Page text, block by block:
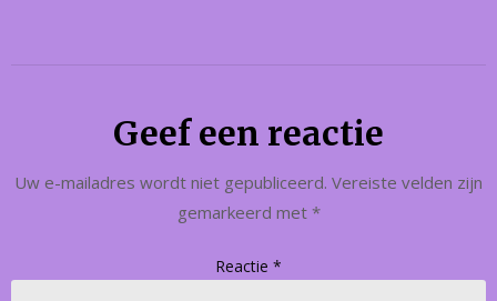
Geef een reactie
Uw e-mailadres wordt niet gepubliceerd. Vereiste velden zijn
gemarkeerd met *
Reactie *